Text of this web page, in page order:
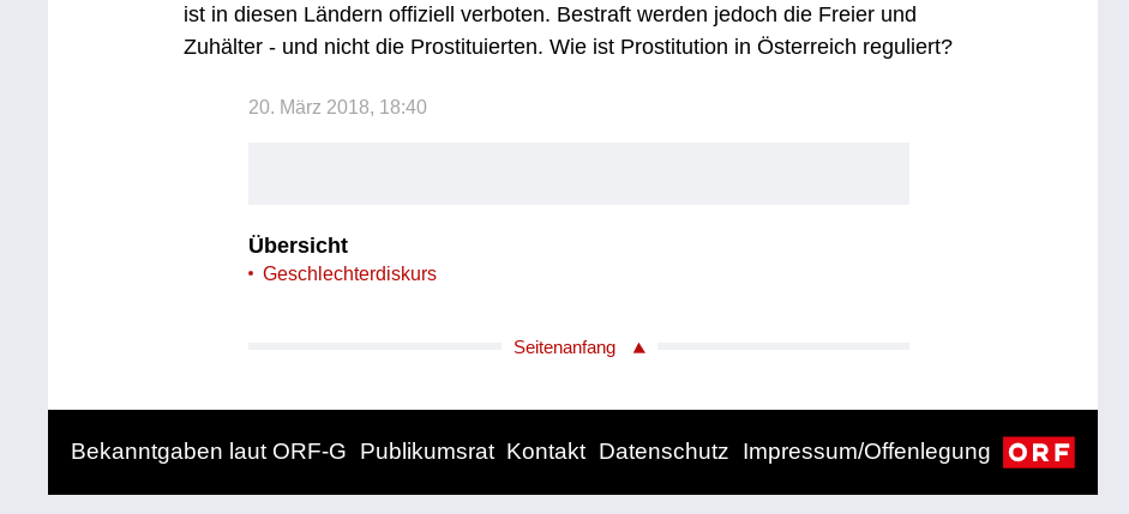
ist in diesen Ländern offiziell verboten. Bestraft werden jedoch die Freier und
Zuhälter - und nicht die Prostituierten. Wie ist Prostitution in Österreich reguliert?
20. März 2018, 18:40
Übersicht
Geschlechterdiskurs
Seitenanfang
Bekanntgaben laut ORF-G Publikumsrat Kontakt Datenschutz Impressum/Offenlegung